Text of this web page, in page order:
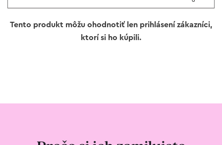
Tento produkt môžu ohodnotiť len prihlásení zákazníci,
ktorí si ho kúpili.